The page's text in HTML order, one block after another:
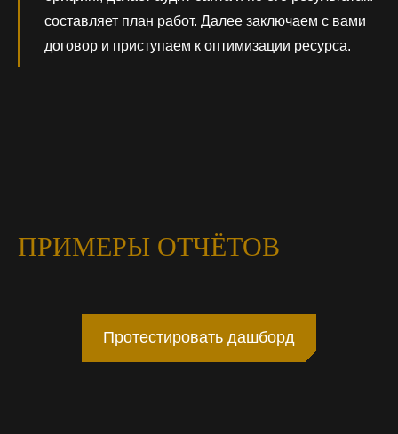
составляет план работ. Далее заключаем с вами
договор и приступаем к оптимизации ресурса.
ПРИМЕРЫ ОТЧЁТОВ
Протестировать дашборд